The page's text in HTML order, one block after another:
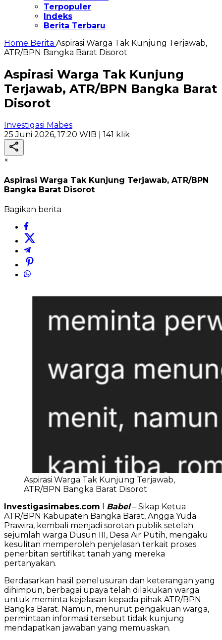
Terpopuler
Indeks
Berita Terbaru
Home Berita Aspirasi Warga Tak Kunjung Terjawab,
ATR/BPN Bangka Barat Disorot
Aspirasi Warga Tak Kunjung
Terjawab, ATR/BPN Bangka Barat
Disorot
Investigasi Mabes
25 Juni 2026, 17:20 WIB | 141 klik
×
Aspirasi Warga Tak Kunjung Terjawab, ATR/BPN
Bangka Barat Disorot
Bagikan berita
Aspirasi Warga Tak Kunjung Terjawab,
ATR/BPN Bangka Barat Disorot
Investigasimabes.com
Babel– Sikap Ketua
ATR/BPN Kabupaten Bangka Barat, Angga Yuda
Prawira, kembali menjadi sorotan publik setelah
sejumlah warga Dusun III, Desa Air Putih, mengaku
kesulitan memperoleh penjelasan terkait proses
penerbitan sertifikat tanah yang mereka
pertanyakan.
Berdasarkan hasil penelusuran dan keterangan yang
dihimpun, berbagai upaya telah dilakukan warga
untuk meminta kejelasan kepada pihak ATR/BPN
Bangka Barat. Namun, menurut pengakuan warga,
permintaan informasi tersebut tidak kunjung
mendapatkan jawaban yang memuaskan.